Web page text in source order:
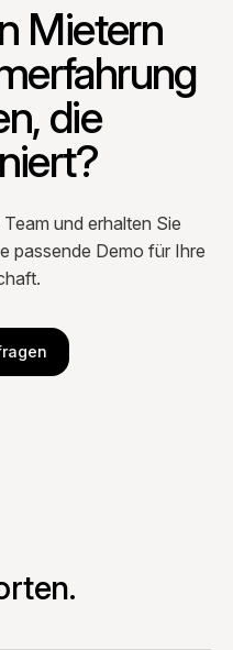
Mietern
die
und erhalten Sie
passende Demo für Ihre